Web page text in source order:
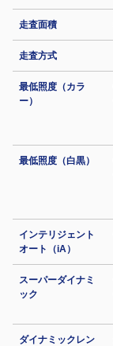
走査面積
走査方式
最低照度（カラ
ー）
最低照度（白黒）
インテリジェント
オート（iA）
スーパーダイナミ
ック
ダイナミックレン